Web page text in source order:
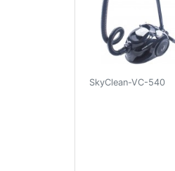
SkyClean-VC-540